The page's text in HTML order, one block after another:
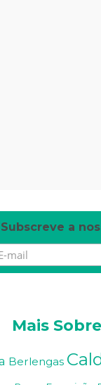
Subscreve a
Mais
Berlengas